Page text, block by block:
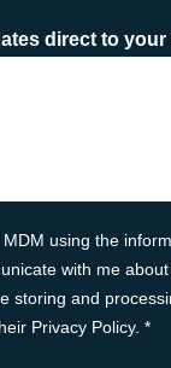
direct to your
using the
with me
storing and
Privacy Policy. *